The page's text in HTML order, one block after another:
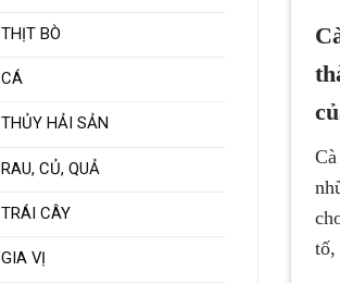
THỊT BÒ
CÁ
THỦY HẢI SẢN
RAU, CỦ, QUẢ
TRÁI CÂY
GIA VỊ
tố,